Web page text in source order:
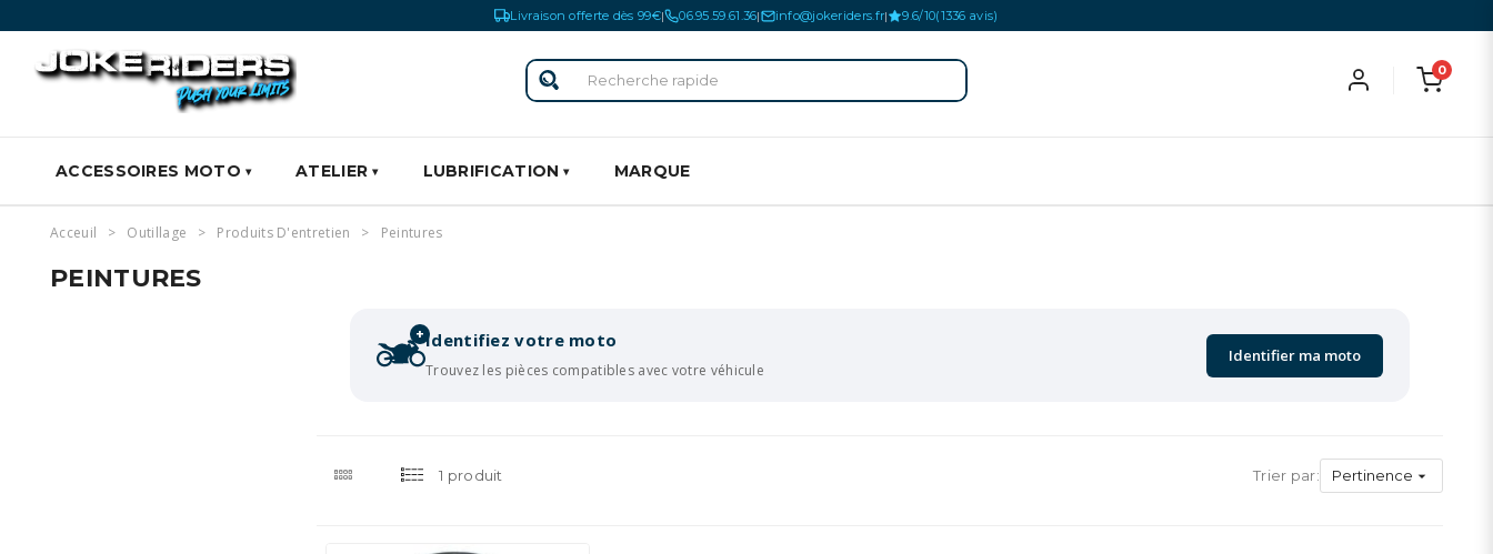
Livraison offerte dès 99€| 06.95.59.61.36| info@jokeriders.fr| 9.6/10(1336 avis)
0
ACCESSOIRES MOTO ATELIER LUBRIFICATION MARQUE
Acceuil Outillage Produits D'entretien Peintures
PEINTURES
+Identifiez votre moto
Trouvez les pièces compatibles avec votre véhicule
Identifier ma moto
1 produit Trier par: Pertinence 